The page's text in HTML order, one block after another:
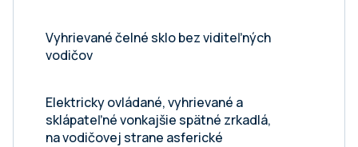
Vyhrievané čelné sklo bez viditeľných
vodičov
Elektricky ovládané, vyhrievané a
sklápateľné vonkajšie spätné zrkadlá,
na vodičovej strane asferické